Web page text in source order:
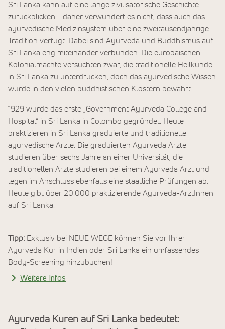
Sri Lanka kann auf eine lange zivilisatorische Geschichte
zurückblicken - daher verwundert es nicht, dass auch das
ayurvedische Medizinsystem über eine zweitausendjährige
Tradition verfügt. Dabei sind Ayurveda und Buddhismus auf
Sri Lanka eng miteinander verbunden. Die europäischen
Kolonialmächte versuchten zwar, die traditionelle Heilkunde
in Sri Lanka zu unterdrücken, doch das ayurvedische Wissen
wurde in den vielen buddhistischen Klöstern bewahrt.
1929 wurde das erste „Government Ayurveda College and
Hospital“ in Sri Lanka in Colombo gegründet. Heute
praktizieren in Sri Lanka graduierte und traditionelle
ayurvedische Ärzte. Die graduierten Ayurveda Ärzte
studieren über sechs Jahre an einer Universität, die
traditionellen Ärzte studieren bei einem Ayurveda Arzt und
legen im Anschluss ebenfalls eine staatliche Prüfungen ab.
Heute gibt über 20.000 praktizierende Ayurveda-ÄrztInnen
auf Sri Lanka.
Tipp: Exklusiv bei NEUE WEGE können Sie vor Ihrer
Ayurveda Kur in Indien oder Sri Lanka ein umfassendes
Body-Screening hinzubuchen!
Weitere Infos
Ayurveda Kuren auf Sri Lanka bedeutet: